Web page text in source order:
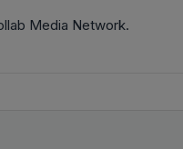
Media Network.